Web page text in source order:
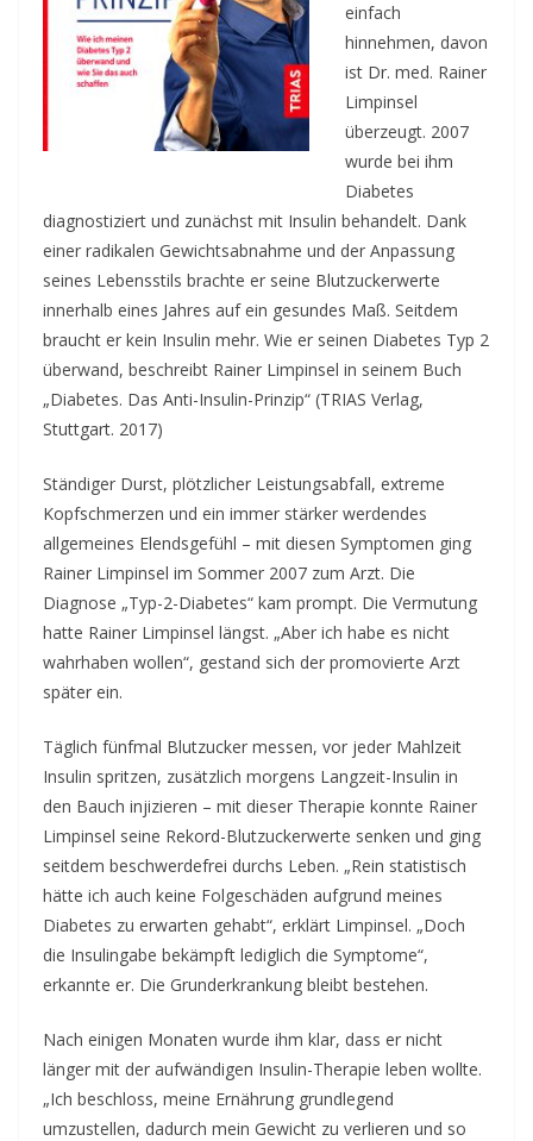
einfach
hinnehmen, davon
ist Dr. med. Rainer
Limpinsel
überzeugt. 2007
wurde bei ihm
Diabetes
diagnostiziert und zunächst mit Insulin behandelt. Dank
einer radikalen Gewichtsabnahme und der Anpassung
seines Lebensstils brachte er seine Blutzuckerwerte
innerhalb eines Jahres auf ein gesundes Maß. Seitdem
braucht er kein Insulin mehr. Wie er seinen Diabetes Typ 2
überwand, beschreibt Rainer Limpinsel in seinem Buch
„Diabetes. Das Anti-Insulin-Prinzip“ (TRIAS Verlag,
Stuttgart. 2017)
Ständiger Durst, plötzlicher Leistungsabfall, extreme
Kopfschmerzen und ein immer stärker werdendes
allgemeines Elendsgefühl – mit diesen Symptomen ging
Rainer Limpinsel im Sommer 2007 zum Arzt. Die
Diagnose „Typ-2-Diabetes“ kam prompt. Die Vermutung
hatte Rainer Limpinsel längst. „Aber ich habe es nicht
wahrhaben wollen“, gestand sich der promovierte Arzt
später ein.
Täglich fünfmal Blutzucker messen, vor jeder Mahlzeit
Insulin spritzen, zusätzlich morgens Langzeit-Insulin in
den Bauch injizieren – mit dieser Therapie konnte Rainer
Limpinsel seine Rekord-Blutzuckerwerte senken und ging
seitdem beschwerdefrei durchs Leben. „Rein statistisch
hätte ich auch keine Folgeschäden aufgrund meines
Diabetes zu erwarten gehabt“, erklärt Limpinsel. „Doch
die Insulingabe bekämpft lediglich die Symptome“,
erkannte er. Die Grunderkrankung bleibt bestehen.
Nach einigen Monaten wurde ihm klar, dass er nicht
länger mit der aufwändigen Insulin-Therapie leben wollte.
„Ich beschloss, meine Ernährung grundlegend
umzustellen, dadurch mein Gewicht zu verlieren und so